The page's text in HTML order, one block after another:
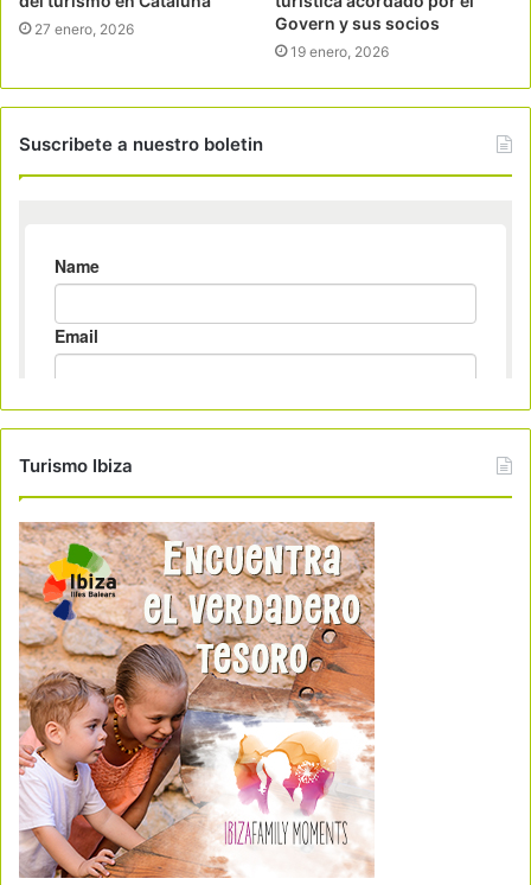
27 enero, 2026
Govern y sus socios
19 enero, 2026
Suscribete a nuestro boletin
Turismo Ibiza